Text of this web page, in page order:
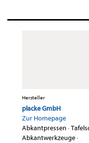
Hersteller
placke GmbH
Zur Homepage
Abkantpressen ·
Abkantwerkzeuge·